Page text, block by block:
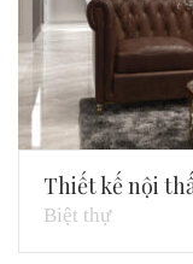
Thiết kế nội
Biệt thự